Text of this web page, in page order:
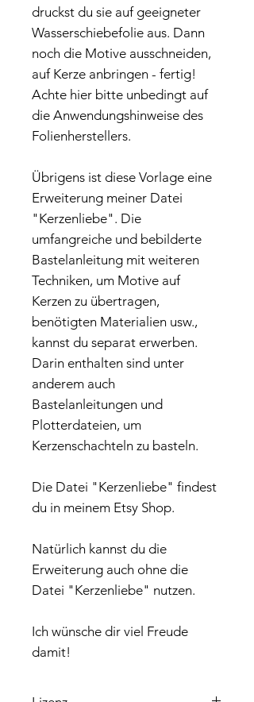
druckst du sie auf geeigneter
Wasserschiebefolie aus. Dann
noch die Motive ausschneiden,
auf Kerze anbringen - fertig!
Achte hier bitte unbedingt auf
die Anwendungshinweise des
Folienherstellers.
Übrigens ist diese Vorlage eine
Erweiterung meiner Datei
"Kerzenliebe". Die
umfangreiche und bebilderte
Bastelanleitung mit weiteren
Techniken, um Motive auf
Kerzen zu übertragen,
benötigten Materialien usw.,
kannst du separat erwerben.
Darin enthalten sind unter
anderem auch
Bastelanleitungen und
Plotterdateien, um
Kerzenschachteln zu basteln.
Die Datei "Kerzenliebe" findest
du in meinem Etsy Shop.
Natürlich kannst du die
Erweiterung auch ohne die
Datei "Kerzenliebe" nutzen.
Ich wünsche dir viel Freude
damit!